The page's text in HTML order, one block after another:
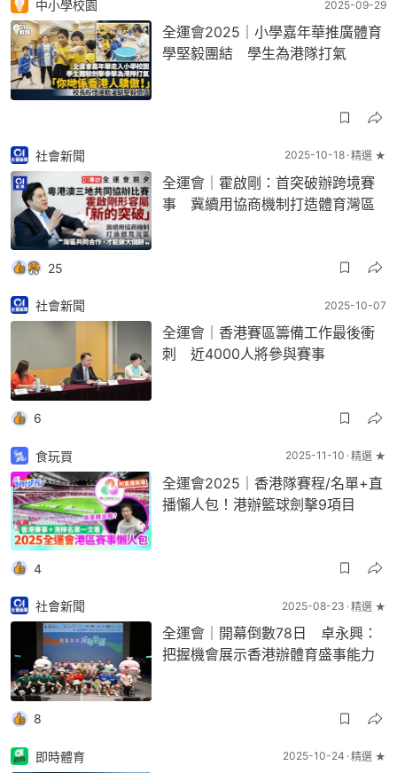
中小學校園 2025-09-29
全運會2025｜小學嘉年華推廣體育
學堅毅團結 學生為港隊打氣
社會新聞 2025-10-18 精選 ★
全運會｜霍啟剛：首突破辦跨境賽
事 冀續用協商機制打造體育灣區
25
社會新聞 2025-10-07
全運會｜香港賽區籌備工作最後衝
刺 近4000人將參與賽事
6
食玩買 2025-11-10 精選 ★
全運會2025｜香港隊賽程/名單+直
播懶人包！港辦籃球劍擊9項目
4
社會新聞 2025-08-23 精選 ★
全運會｜開幕倒數78日 卓永興：
把握機會展示香港辦體育盛事能力
8
即時體育 2025-10-24 精選 ★